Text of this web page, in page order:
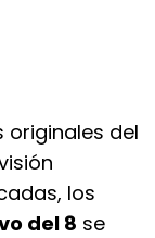
originales del
los
del 8 se